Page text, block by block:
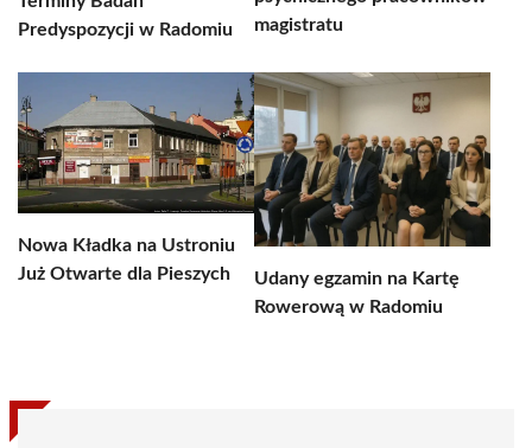
Predyspozycji w Radomiu
magistratu
Nowa Kładka na Ustroniu
Już Otwarte dla Pieszych
Udany egzamin na Kartę
Rowerową w Radomiu